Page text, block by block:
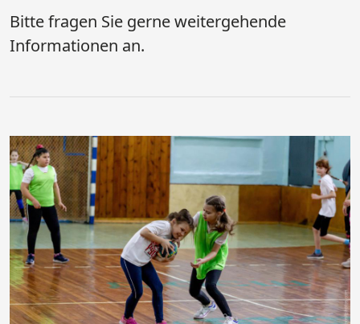
Bitte fragen Sie gerne weitergehende
Informationen an.